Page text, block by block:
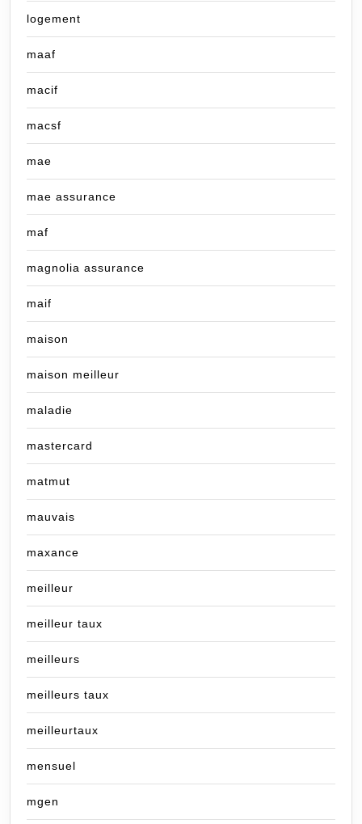
logement
maaf
macif
macsf
mae
mae assurance
maf
magnolia assurance
maif
maison
maison meilleur
maladie
mastercard
matmut
mauvais
maxance
meilleur
meilleur taux
meilleurs
meilleurs taux
meilleurtaux
mensuel
mgen